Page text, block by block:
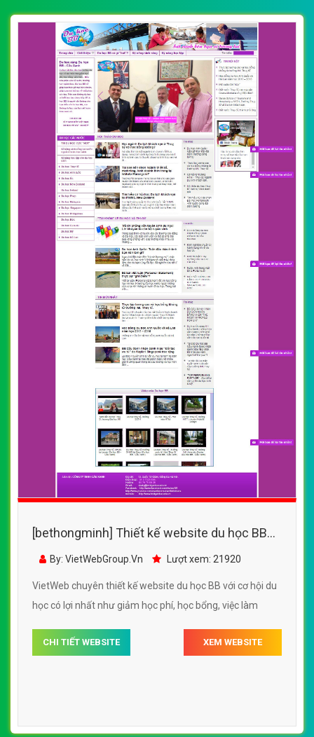
[bethongminh] Thiết kế website du học BB
đẹp, chuyên nghiệp chuẩn SEO
By: VietWebGroup.Vn Lượt xem: 21920
VietWeb chuyên thiết kế website du học BB với cơ hội du
học có lợi nhất như giảm học phí, học bổng, việc làm
CHI TIẾT WEBSITE XEM WEBSITE